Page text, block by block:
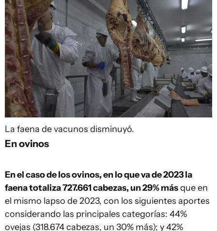
La faena de vacunos disminuyó.
En ovinos
En el caso de los ovinos, en lo que va de 2023 la
faena totaliza 727.661 cabezas, un 29% másque en
el mismo lapso de 2023, con los siguientes aportes
considerando las principales categorías: 44%
ovejas (318.674 cabezas, un 30% más); y 42%